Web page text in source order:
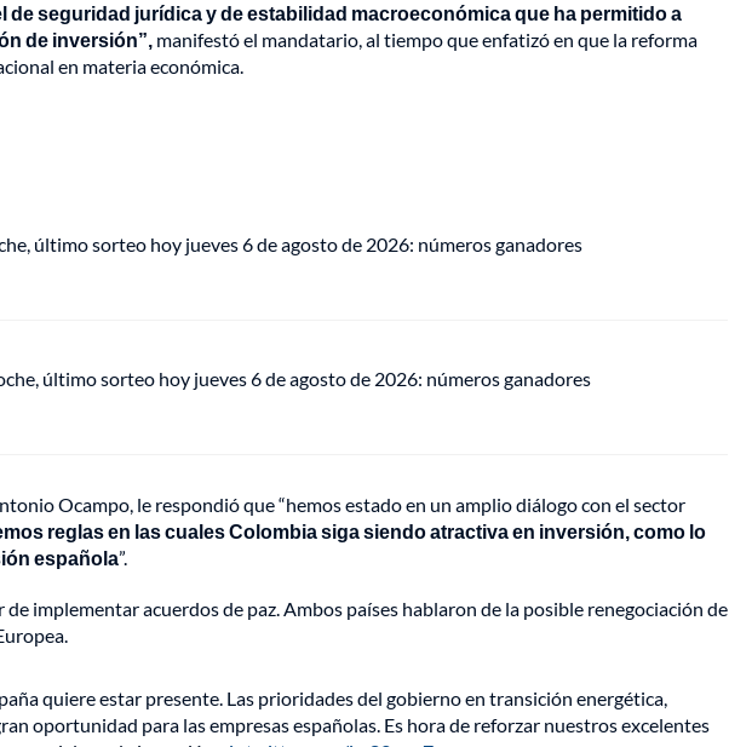
de seguridad jurídica y de estabilidad macroeconómica que ha permitido a
de inversión”, manifestó el mandatario, al tiempo que enfatizó en que la reforma
en materia económica.
último sorteo hoy jueves 6 de agosto de 2026: números ganadores
último sorteo hoy jueves 6 de agosto de 2026: números ganadores
Ocampo, le respondió que “hemos estado en un amplio diálogo con el sector
reglas en las cuales Colombia siga siendo atractiva en inversión, como lo
española”.
implementar acuerdos de paz. Ambos países hablaron de la posible renegociación de
quiere estar presente. Las prioridades del gobierno en transición energética,
oportunidad para las empresas españolas. Es hora de reforzar nuestros excelentes